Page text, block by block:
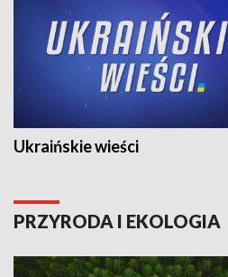
Ukraińskie wieści
PRZYRODA I EKOLOGIA